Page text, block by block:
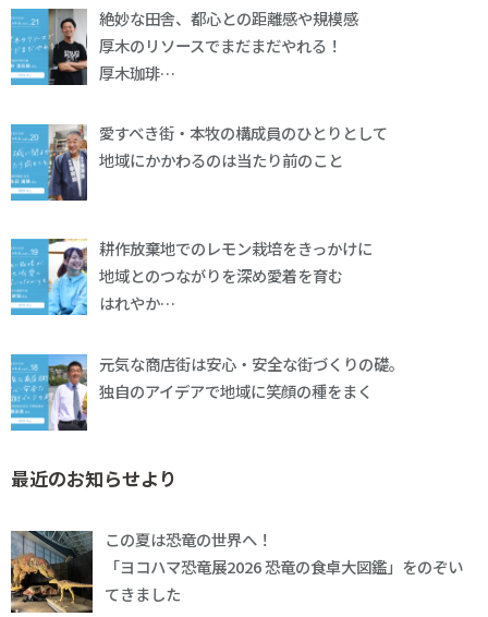
絶妙な田舎、都心との距離感や規模感
厚木のリソースでまだまだやれる！
厚木珈琲…
愛すべき街・本牧の構成員のひとりとして
地域にかかわるのは当たり前のこと
耕作放棄地でのレモン栽培をきっかけに
地域とのつながりを深め愛着を育む
はれやか…
元気な商店街は安心・安全な街づくりの礎。
独自のアイデアで地域に笑顔の種をまく
最近のお知らせより
この夏は恐竜の世界へ！
「ヨコハマ恐竜展2026 恐竜の食卓大図鑑」をのぞい
てきました